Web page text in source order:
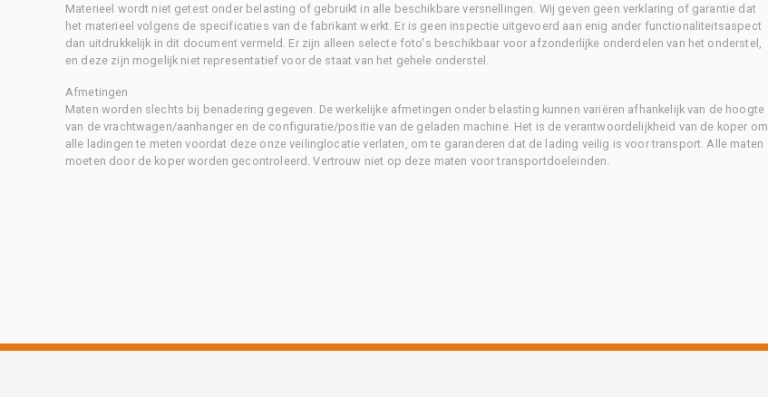
Materieel wordt niet getest onder belasting of gebruikt in alle beschikbare versnellingen. Wij geven geen verklaring of garantie dat
het materieel volgens de specificaties van de fabrikant werkt. Er is geen inspectie uitgevoerd aan enig ander functionaliteitsaspect
dan uitdrukkelijk in dit document vermeld. Er zijn alleen selecte foto's beschikbaar voor afzonderlijke onderdelen van het onderstel,
en deze zijn mogelijk niet representatief voor de staat van het gehele onderstel.
Afmetingen
Maten worden slechts bij benadering gegeven. De werkelijke afmetingen onder belasting kunnen variëren afhankelijk van de hoogte
van de vrachtwagen/aanhanger en de configuratie/positie van de geladen machine. Het is de verantwoordelijkheid van de koper om
alle ladingen te meten voordat deze onze veilinglocatie verlaten, om te garanderen dat de lading veilig is voor transport. Alle maten
moeten door de koper worden gecontroleerd. Vertrouw niet op deze maten voor transportdoeleinden.